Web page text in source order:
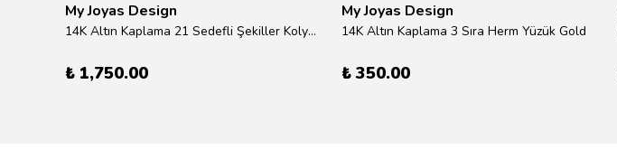
My Joyas Design
14K Altın Kaplama 21 Sedefli Şekiller Kolye 46cm
₺ 1,750.00
My Joyas Design
14K Altın Kaplama 3 Sıra Herm Yüzük Gold
₺ 350.00